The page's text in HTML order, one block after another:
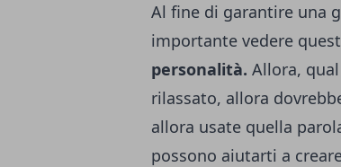
Al fine di garantire una
importante vedere
personalità. Allora,
rilassato, allora
allora usate quella
possono aiutarti a